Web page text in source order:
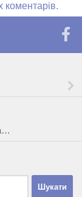
коментарів.